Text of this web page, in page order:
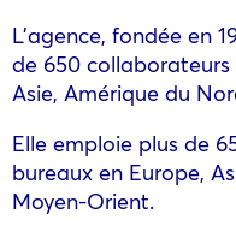
L’agence, fondée en
de 650 collaborateurs
Asie, Amérique du
Elle emploie plus de
bureaux en Europe,
Moyen-Orient.